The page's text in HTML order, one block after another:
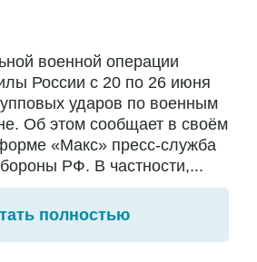
военной операции
России с 20 по 26 июня
ударов по военным
Об этом сообщает в своём
«Макс» пресс-служба
РФ. В частности,...
полностью